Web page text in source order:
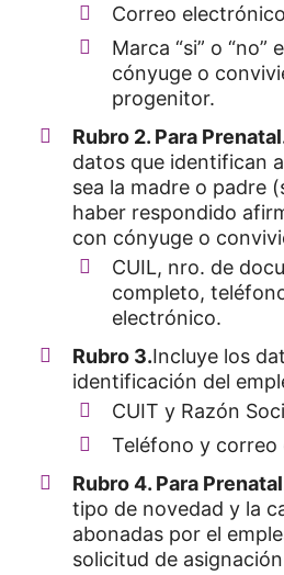
Correo
Marca “si” o “no”
cónyuge o
progenitor.
Rubro 2. Para
datos que identifican
sea la madre o padre
haber respondido
con cónyuge o
CUIL, nro. de
completo,
electrónico.
Rubro 3.Incluye los
identificación del
CUIT y Razón
Teléfono y correo
Rubro 4. Para
tipo de novedad y la
abonadas por el
solicitud de